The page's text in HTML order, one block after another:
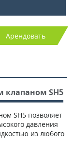
Арендовать
SH5
SH5 позволяет
давления
из любого